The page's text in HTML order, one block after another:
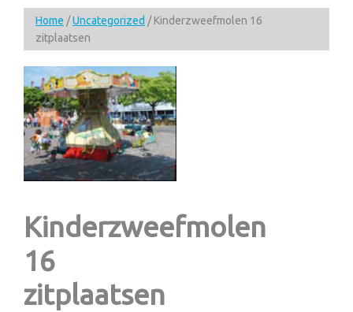
Home /Uncategorized / Kinderzweefmolen 16
zitplaatsen
Kinderzweefmolen
16
zitplaatsen